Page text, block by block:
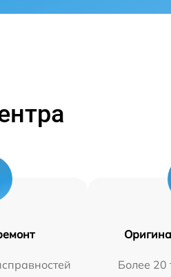
Более 20